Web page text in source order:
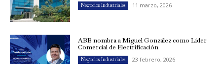
Negocios Industriales 11 marzo, 2026
ABB nombra a Miguel González como Líder
Comercial de Electrificación
Negocios Industriales 23 febrero, 2026